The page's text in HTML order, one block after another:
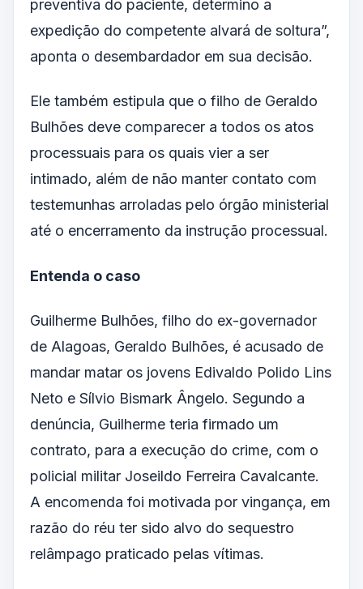
preventiva do paciente, determino a
expedição do competente alvará de soltura”,
aponta o desembardador em sua decisão.
Ele também estipula que o filho de Geraldo
Bulhões deve comparecer a todos os atos
processuais para os quais vier a ser
intimado, além de não manter contato com
testemunhas arroladas pelo órgão ministerial
até o encerramento da instrução processual.
Entenda o caso
Guilherme Bulhões, filho do ex-governador
de Alagoas, Geraldo Bulhões, é acusado de
mandar matar os jovens Edivaldo Polido Lins
Neto e Sílvio Bismark Ângelo. Segundo a
denúncia, Guilherme teria firmado um
contrato, para a execução do crime, com o
policial militar Joseildo Ferreira Cavalcante.
A encomenda foi motivada por vingança, em
razão do réu ter sido alvo do sequestro
relâmpago praticado pelas vítimas.